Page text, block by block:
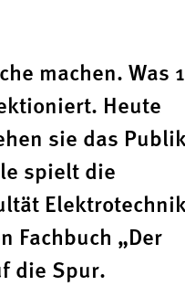
machen. Was
Heute
sie das
spielt die
Fachbuch „Der
die Spur.